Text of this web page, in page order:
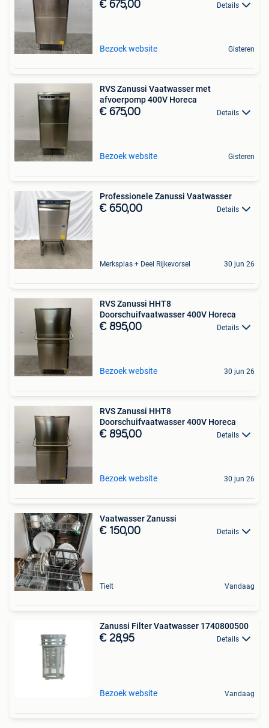
€ 675,00 Details
Bezoek website Gisteren
RVS Zanussi Vaatwasser met
afvoerpomp 400V Horeca
€ 675,00 Details
Bezoek website Gisteren
Professionele Zanussi Vaatwasser
€ 650,00 Details
Merksplas + Deel Rijkevorsel 30 jun 26
RVS Zanussi HHT8
Doorschuifvaatwasser 400V Horeca
€ 895,00 Details
Bezoek website 30 jun 26
RVS Zanussi HHT8
Doorschuifvaatwasser 400V Horeca
€ 895,00 Details
Bezoek website 30 jun 26
Vaatwasser Zanussi
€ 150,00 Details
Tielt Vandaag
Zanussi Filter Vaatwasser 1740800500
€ 28,95 Details
Bezoek website Vandaag